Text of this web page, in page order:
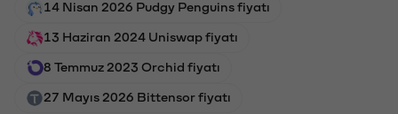
14 Nisan 2026 Pudgy Penguins fiyatı
13 Haziran 2024 Uniswap fiyatı
8 Temmuz 2023 Orchid fiyatı
27 Mayıs 2026 Bittensor fiyatı